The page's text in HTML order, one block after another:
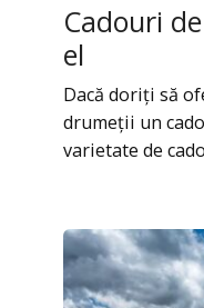
Cadouri
el
Dacă doriți să
drumeții un
varietate de